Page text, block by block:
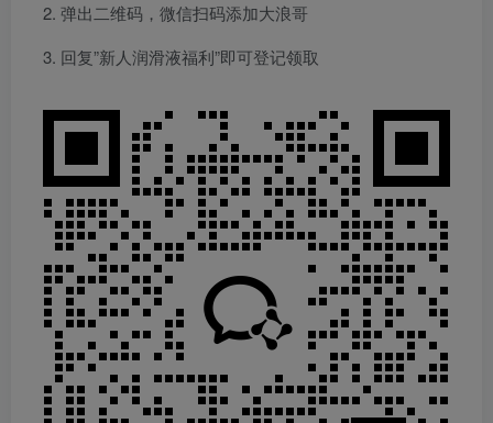
弹出二维码，微信扫码添加大浪哥
回复”新人润滑液福利”即可登记领取